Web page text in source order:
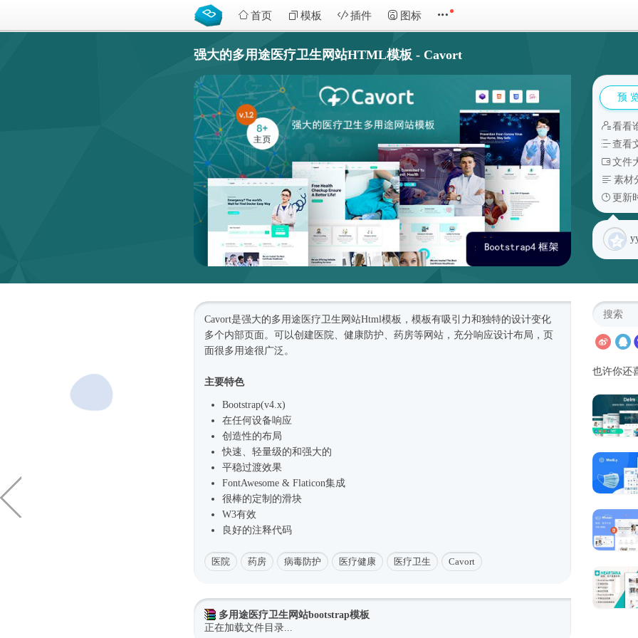
首页 模板 插件 图标
强大的多用途医疗卫生网站HTML模板 - Cavort
预
看看
查看
文件
素材
更新
Cavort是强大的多用途医疗卫生网站Html模板 ，模板有吸引力和独特的设计变化
多个内部页面。可以创建医院、健康防护、药房等网站，充分响应设计布局，页
面很多用途很广泛。
主要特色
Bootstrap(v4.x)
在任何设备响应
创造性的布局
快速、轻量级的和强大的
平稳过渡效果
FontAwesome & Flaticon集成
很棒的定制的滑块
W3有效
良好的注释代码
医院 药房 病毒防护 医疗健康 医疗卫生 Cavort
多用途医疗卫生网站bootstrap模板
正在加载文件目录...
也许你还